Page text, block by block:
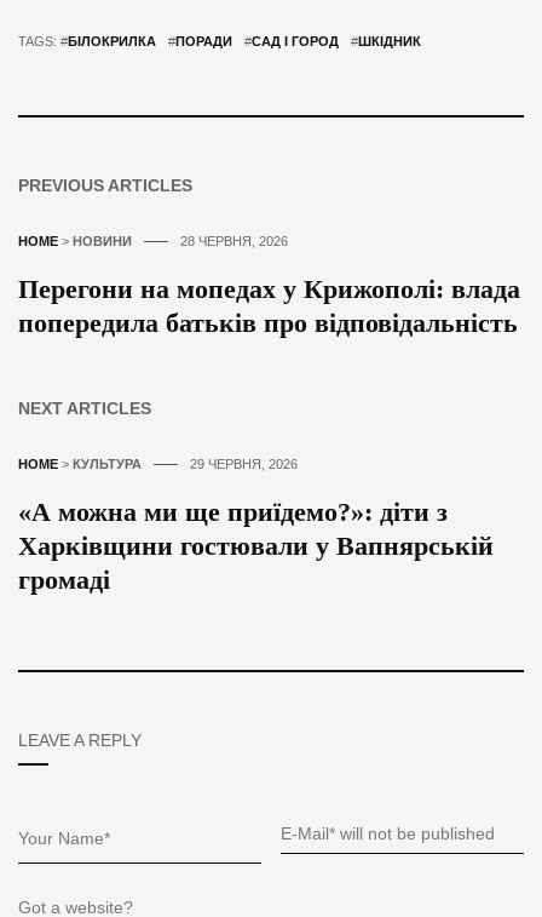
TAGS: #БІЛОКРИЛКА #ПОРАДИ #САД І ГОРОД #ШКІДНИК
PREVIOUS ARTICLES
HOME > НОВИНИ 28 ЧЕРВНЯ, 2026
Перегони на мопедах у Крижополі: влада
попередила батьків про відповідальність
NEXT ARTICLES
HOME > КУЛЬТУРА 29 ЧЕРВНЯ, 2026
«А можна ми ще приїдемо?»: діти з
Харківщини гостювали у Вапнярській
громаді
LEAVE A REPLY